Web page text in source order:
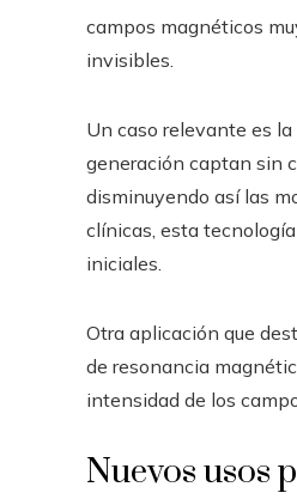
campos magnéticos
invisibles.
Un caso relevante es
generación captan sin
disminuyendo así las
clínicas, esta
iniciales.
Otra aplicación que
de resonancia
intensidad de los
Nuevos usos